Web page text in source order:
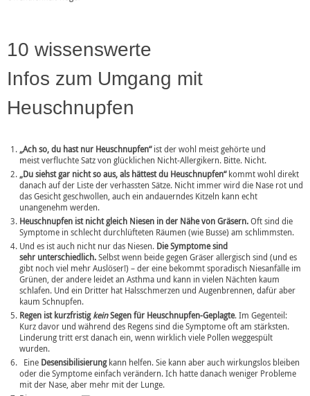
10 wissenswerte
Infos zum Umgang mit
Heuschnupfen
„Ach so, du hast nur Heuschnupfen“ist der wohl meist gehörte und
meist verfluchte Satz von glücklichen Nicht-Allergikern. Bitte. Nicht.
„Du siehst gar nicht so aus, als hättest du Heuschnupfen“kommt wohl direkt
danach auf der Liste der verhassten Sätze. Nicht immer wird die Nase rot und
das Gesicht geschwollen, auch ein andauerndes Kitzeln kann echt
unangenehm werden.
Heuschnupfen ist nicht gleich Niesen in der Nähe von Gräsern.Oft sind die
Symptome in schlecht durchlüfteten Räumen (wie Busse) am schlimmsten.
Und es ist auch nicht nur das Niesen. Die Symptome sind
sehr unterschiedlich.Selbst wenn beide gegen Gräser allergisch sind (und es
gibt noch viel mehr Auslöser!) – der eine bekommt sporadisch Niesanfälle im
Grünen, der andere leidet an Asthma und kann in vielen Nächten kaum
schlafen. Und ein Dritter hat Halsschmerzen und Augenbrennen, dafür aber
kaum Schnupfen.
Regen ist kurzfristigkeinSegen für Heuschnupfen-Geplagte. Im Gegenteil:
Kurz davor und während des Regens sind die Symptome oft am stärksten.
Linderung tritt erst danach ein, wenn wirklich viele Pollen weggespült
wurden.
Eine Desensibilisierungkann helfen. Sie kann aber auch wirkungslos bleiben
oder die Symptome einfach verändern. Ich hatte danach weniger Probleme
mit der Nase, aber mehr mit der Lunge.